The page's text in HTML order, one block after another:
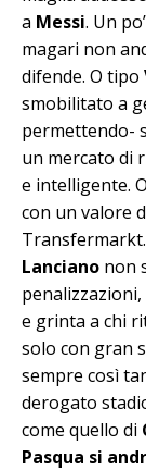
a Messi. Un
magari non
difende. O tipo
smobilitato a
permettendo-
un mercato di
e intelligente.
con un valore
Lanciano non
e grinta a chi
solo con gran
sempre così
derogato
come quello di
Pasqua si